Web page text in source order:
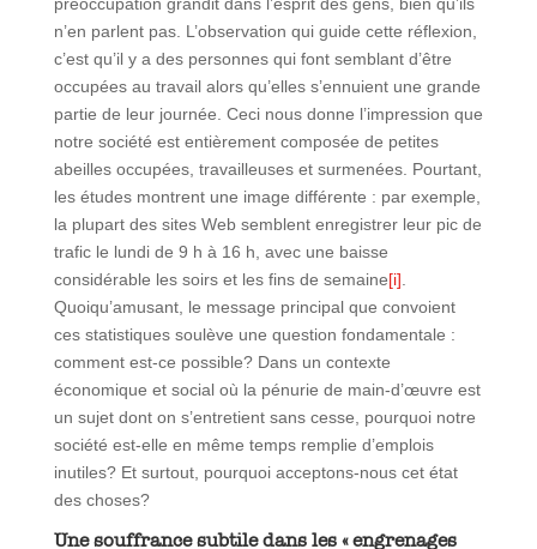
n’en parlent pas. L’observation qui guide cette réflexion,
c’est qu’il y a des personnes qui font semblant d’être
occupées au travail alors qu’elles s’ennuient une grande
partie de leur journée. Ceci nous donne l’impression que
notre société est entièrement composée de petites
abeilles occupées, travailleuses et surmenées. Pourtant,
les études montrent une image différente : par exemple,
la plupart des sites Web semblent enregistrer leur pic de
trafic le lundi de 9 h à 16 h, avec une baisse
considérable les soirs et les fins de semaine[i]
Quoiqu’amusant, le message principal que convoient
ces statistiques soulève une question fondamentale :
comment est-ce possible? Dans un contexte
économique et social où la pénurie de main-d’œuvre est
un sujet dont on s’entretient sans cesse, pourquoi notre
société est-elle en même temps remplie d’emplois
inutiles? Et surtout, pourquoi acceptons-nous cet état
des choses?
Une souffrance subtile dans les « engrenages